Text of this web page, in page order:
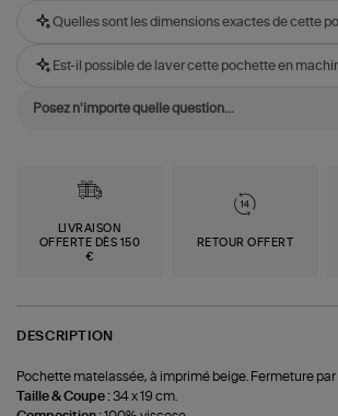
Quelles sont les dimensions exactes de cette
Est-il possible de laver cette pochette en
LIVRAISON
OFFERTE DÈS 150
€
RETOUR OFFERT
DESCRIPTION
Pochette matelassée, à imprimé beige. Fermeture par
Taille & Coupe :34 x 19 cm.